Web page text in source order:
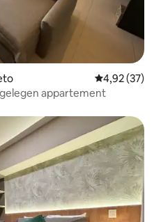
Gemiddelde
4,92 (37)
appartement